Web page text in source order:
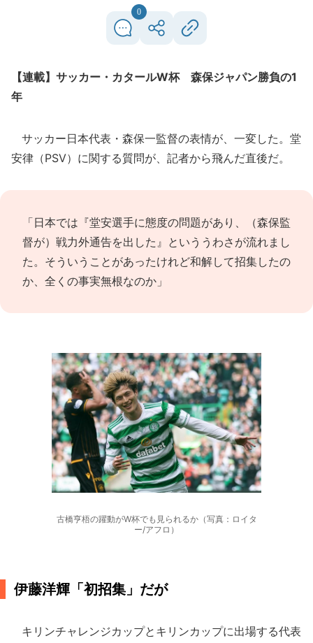
0
【連載】サッカー・カタールW杯 森保ジャパン勝負の1
年
サッカー日本代表・森保一監督の表情が、一変した。堂
安律（PSV）に関する質問が、記者から飛んだ直後だ。
「日本では『堂安選手に態度の問題があり、（森保監
督が）戦力外通告を出した』といううわさが流れまし
た。そういうことがあったけれど和解して招集したの
か、全くの事実無根なのか」
古橋亨梧の躍動がW杯でも見られるか（写真：ロイタ
ー/アフロ）
伊藤洋輝「初招集」だが
キリンチャレンジカップとキリンカップに出場する代表